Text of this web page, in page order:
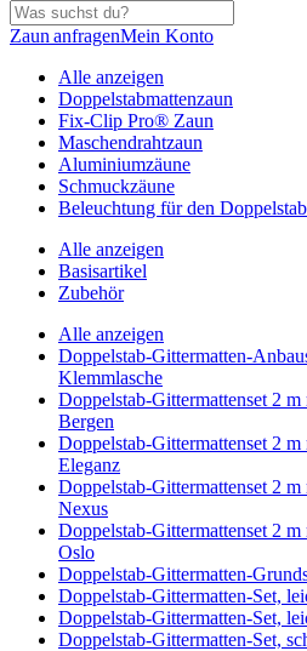
Zaun anfragenMein Konto
Alle anzeigen
Doppelstabmattenzaun
Fix-Clip Pro® Zaun
Maschendrahtzaun
Aluminiumzäune
Schmuckzäune
Beleuchtung für den
Alle anzeigen
Basisartikel
Zubehör
Alle anzeigen
Doppelstab-Gittermatten-
Klemmlasche
Doppelstab-Gittermattenset 2
Bergen
Doppelstab-Gittermattenset 2
Eleganz
Doppelstab-Gittermattenset 2
Nexus
Doppelstab-Gittermattenset 2
Oslo
Doppelstab-Gittermatten-
Doppelstab-Gittermatten-Set,
Doppelstab-Gittermatten-Set,
Doppelstab-Gittermatten-Set,